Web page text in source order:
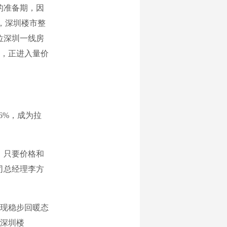
备期，因
深圳楼市整
深圳一线房
正进入量价
，成为拉
要价格和
总经理李方
稳步回暖态
圳楼